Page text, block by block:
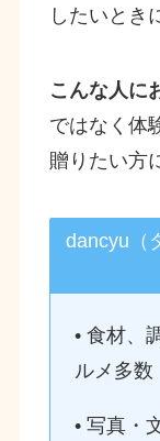
したいとき
こんな人に
ではなく体
贈りたい方
dancyu（
• 食材、
ルメ多数
• 写真・